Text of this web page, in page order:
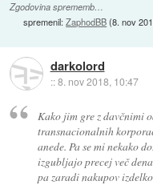
Zgodovina sprememb…
spremenil:ZaphodBB(8. nov
darkolord
::8. nov 2018, 10:47
Kako jim gre z davčnimi
transnacionalnih
anede. Pa se mi nekako
izgubljajo precej več
pa zaradi nakupov